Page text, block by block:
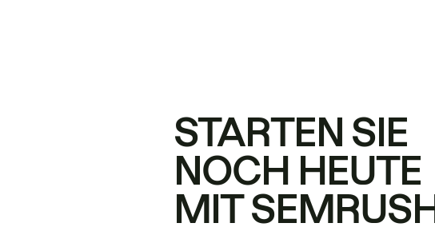
STARTEN SIE
NOCH HEUTE
MIT